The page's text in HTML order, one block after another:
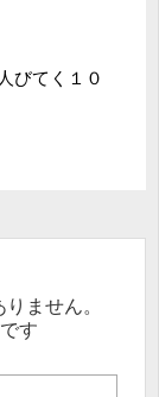
びてく１０
ません。
す